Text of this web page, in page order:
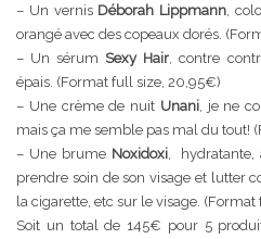
– Un vernis Déborah Lippmann ,
orangé avec des copeaux dorés.
– Un sérumSexy Hair , contre
épais. (Format full size, 20,95€)
– Une crème de nuit Unani, je ne
mais ça me semble pas mal du tout!
– Une brume Noxidoxi, hydratante,
prendre soin de son visage et lutter
la cigarette, etc sur le visage.
Soit un total de 145€ pour 5